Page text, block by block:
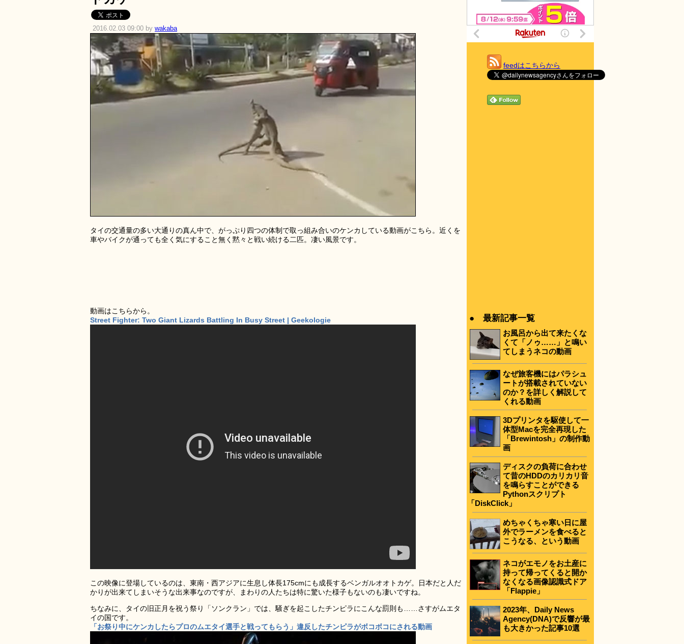
2016.02.03 09:00 by wakaba
タイの交通量の多い大通りの真ん中で、がっぷり四つの体制で取っ組み合いのケンカしている動画がこちら。近くを
車やバイクが通っても全く気にすること無く黙々と戦い続ける二匹。凄い風景です。
動画はこちらから。
Street Fighter: Two Giant Lizards Battling In Busy Street | Geekologie
この映像に登場しているのは、東南・西アジアに生息し体長175cmにも成長するベンガルオオトカゲ。日本だと人だ
かりが出来てしまいそうな出来事なのですが、まわりの人たちは特に驚いた様子もないのも凄いですね。
ちなみに、タイの旧正月を祝う祭り「ソンクラン」では、騒ぎを起こしたチンピラにこんな罰則も……さすがムエタ
イの国です。
「お祭り中にケンカしたらプロのムエタイ選手と戦ってもらう」違反したチンピラがボコボコにされる動画
feedはこちらから
● 最新記事一覧
お風呂から出て来たくな
くて「ノゥ……」と鳴い
てしまうネコの動画
なぜ旅客機にはパラシュ
ートが搭載されていない
のか？を詳しく解説して
くれる動画
3Dプリンタを駆使して一
体型Macを完全再現した
「Brewintosh」の制作動
画
ディスクの負荷に合わせ
て昔のHDDのカリカリ音
を鳴らすことができる
Pythonスクリプト
「DiskClick」
めちゃくちゃ寒い日に屋
外でラーメンを食べると
こうなる、という動画
ネコがエモノをお土産に
持って帰ってくると開か
なくなる画像認識式ドア
「Flappie」
2023年、Daily News
Agency(DNA)で反響が最
も大きかった記事10選